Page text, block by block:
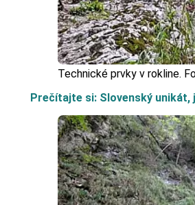
Technické prvky v rokline.
Prečítajte si: Slovenský